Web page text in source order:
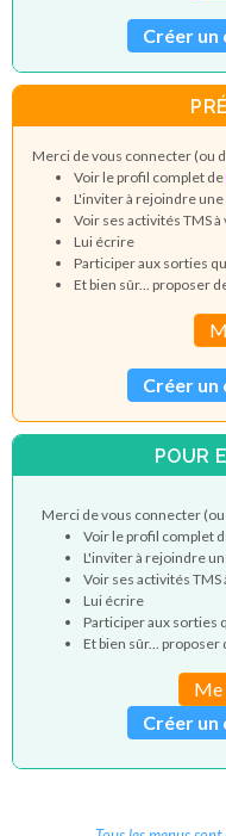
Créer un
Merci de vous connecter (ou
Voir le profil complet de
L'inviter à rejoindre
Voir ses activités TMS
Lui écrire
Participer aux sorties
Et bien sûr... proposer
Créer un
POUR
Merci de vous connecter
Voir le profil complet
L'inviter à rejoindre
Voir ses activités TMS
Lui écrire
Participer aux sorties
Et bien sûr...
Me
Créer un